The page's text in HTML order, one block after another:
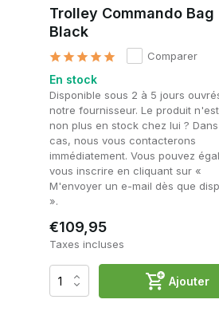
Trolley Commando Bag
Black
Comparer
En stock
Disponible sous 2 à 5 jours
notre fournisseur. Le produit
non plus en stock chez lui ?
cas, nous vous contacterons
immédiatement. Vous pouvez
vous inscrire en cliquant sur «
M'envoyer un e-mail dès que
».
€109,95
Taxes incluses
Ajouter